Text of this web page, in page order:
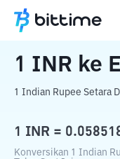
Beranda Konverter
1 INR ke
1 Indian Rupee Setara
1 INR =
Konversikan 1 Indian